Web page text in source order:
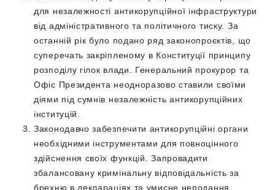
для незалежності антикорупційної інфраструктури
від адміністративного та політичного тиску. За
останній рік було подано ряд законопроєктів, що
суперечать закріпленому в Конституції принципу
розподілу гілок влади. Генеральний прокурор та
Офіс Президента неодноразово ставили своїми
діями під сумнів незалежність антикорупційних
інституцій.
Законодавчо забезпечити антикорупційні органи
необхідними інструментами для повноцінного
здійснення своїх функцій. Запровадити
збалансовану кримінальну відповідальність за
брехню в деклараціях та умисне неподання